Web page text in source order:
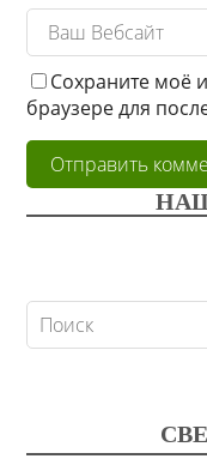
Сохраните моё
браузере для